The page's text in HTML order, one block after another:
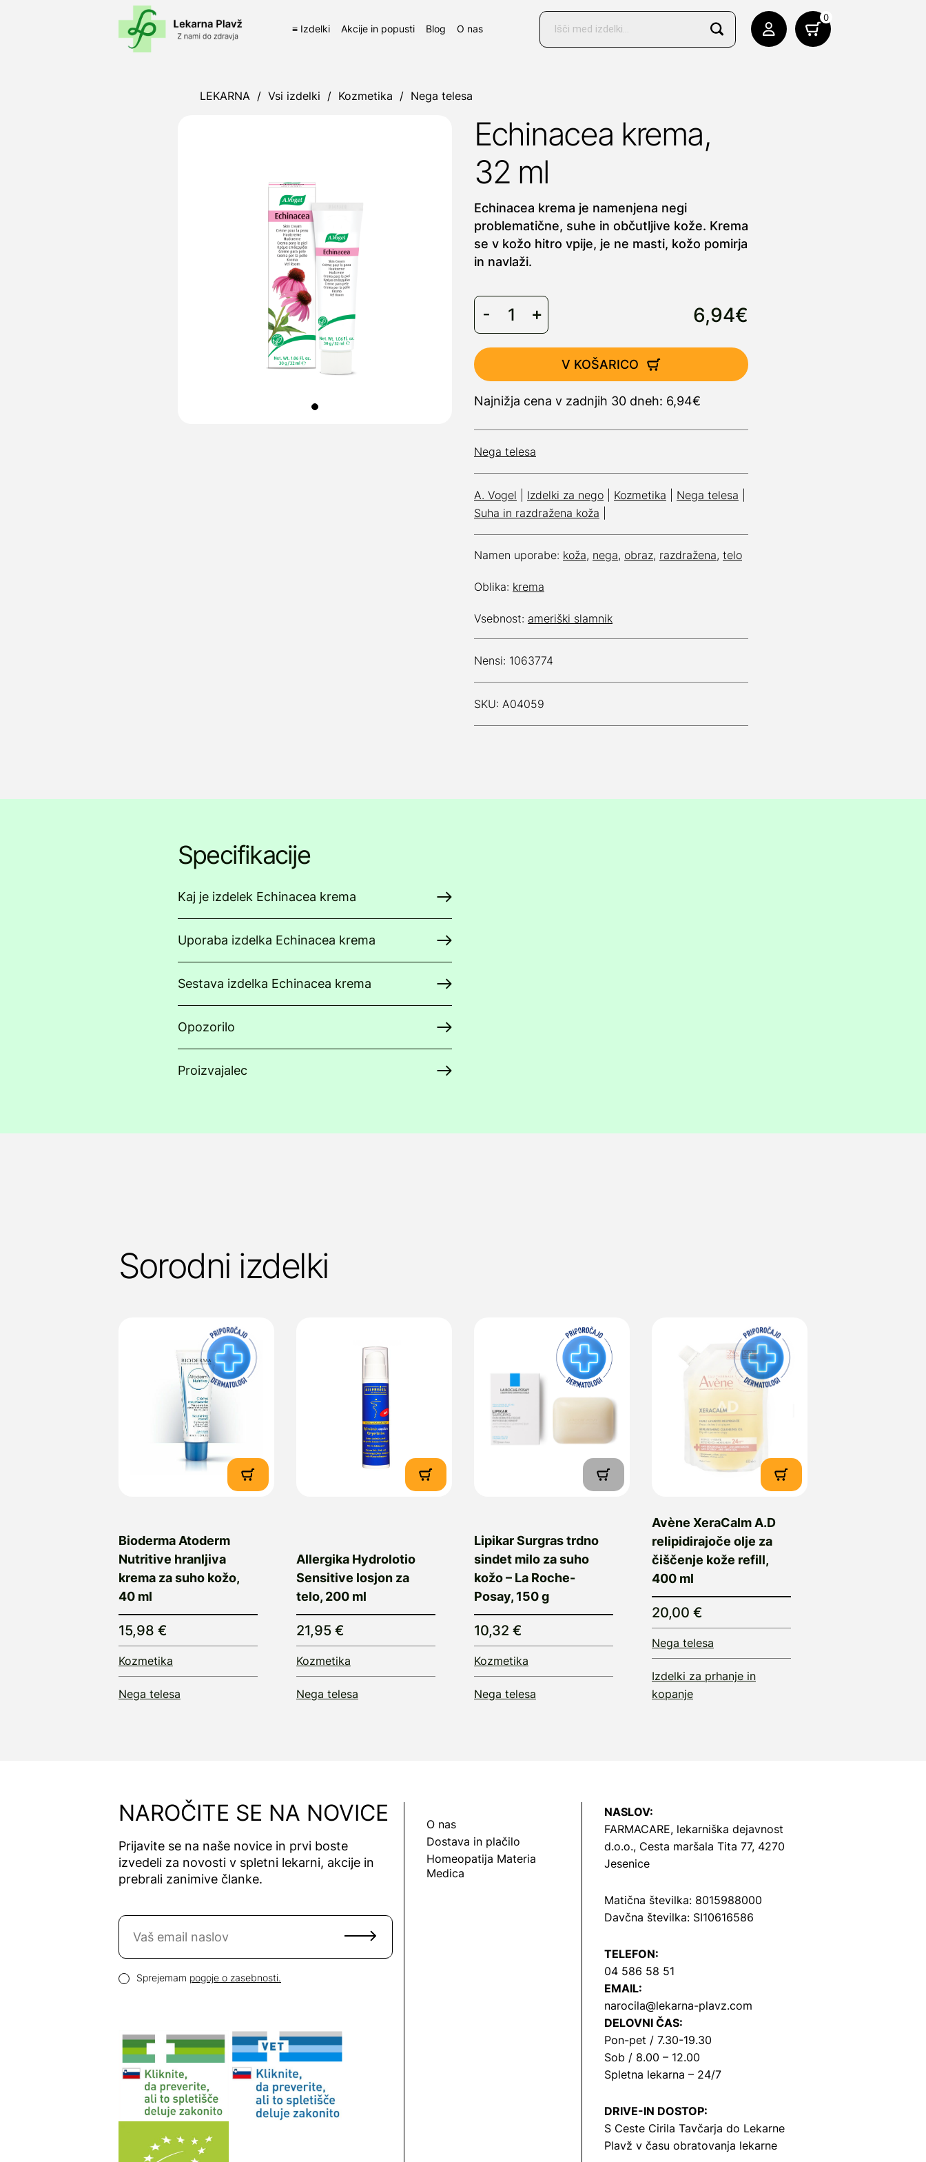
≡ Izdelki Akcije in popusti Blog O nas
Products
search
0
LEKARNA / Vsi izdelki / Kozmetika / Nega telesa
Echinacea krema,
32 ml
Echinacea krema je namenjena negi
problematične, suhe in občutljive kože. Krema
se v kožo hitro vpije, je ne masti, kožo pomirja
in navlaži.
6,94€
V KOŠARICO
Najnižja cena v zadnjih 30 dneh: 6,94€
Nega telesa
A. Vogel Izdelki za nego Kozmetika Nega telesa
Suha in razdražena koža
Namen uporabe: koža, nega, obraz, razdražena, telo
Oblika: krema
Vsebnost: ameriški slamnik
Nensi: 1063774
SKU: A04059
Specifikacije
Kaj je izdelek Echinacea krema
Uporaba izdelka Echinacea krema
Sestava izdelka Echinacea krema
Opozorilo
Proizvajalec
Sorodni izdelki
Bioderma Atoderm
Nutritive hranljiva
krema za suho kožo,
40 ml
15,98 €
Kozmetika
Nega telesa
Allergika Hydrolotio
Sensitive losjon za
telo, 200 ml
21,95 €
Kozmetika
Nega telesa
Lipikar Surgras trdno
sindet milo za suho
kožo – La Roche-
Posay, 150 g
10,32 €
Kozmetika
Nega telesa
Avène XeraCalm A.D
relipidirajoče olje za
čiščenje kože refill,
400 ml
20,00 €
Nega telesa
Izdelki za prhanje in
kopanje
NAROČITE SE NA NOVICE
Prijavite se na naše novice in prvi boste
izvedeli za novosti v spletni lekarni, akcije in
prebrali zanimive članke.
Naročite se na novice
Pogoji zasebnosti
Sprejemam pogoje o zasebnosti.
O nas
Dostava in plačilo
Homeopatija Materia
Medica
NASLOV:
FARMACARE, lekarniška dejavnost
d.o.o., Cesta maršala Tita 77, 4270
Jesenice
Matična številka: 8015988000
Davčna številka: SI10616586
TELEFON:
04 586 58 51
EMAIL:
narocila@lekarna-plavz.com
DELOVNI ČAS:
Pon-pet / 7.30-19.30
Sob / 8.00 – 12.00
Spletna lekarna – 24/7
DRIVE-IN DOSTOP:
S Ceste Cirila Tavčarja do Lekarne
Plavž v času obratovanja lekarne